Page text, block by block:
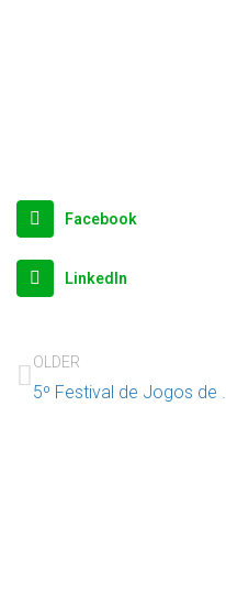
Facebook
LinkedIn
OLDER